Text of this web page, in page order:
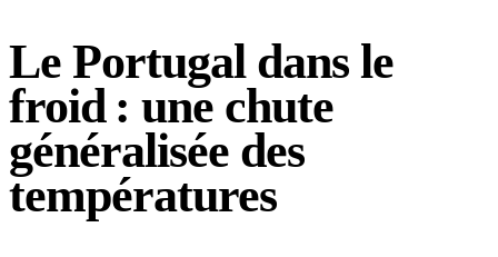
Le Portugal dans le
froid : une chute
généralisée des
températures